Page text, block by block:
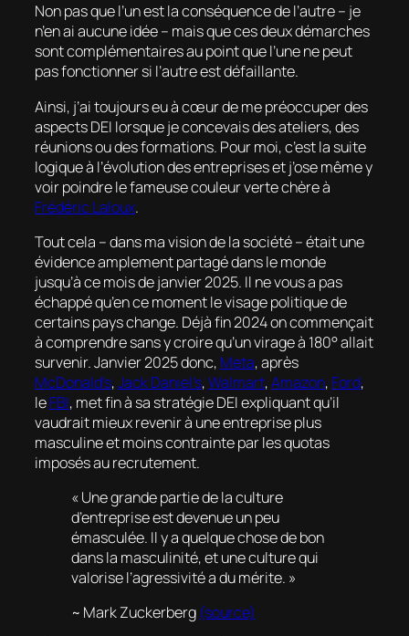
Non pas que l’un est la conséquence de l’autre – je
n’en ai aucune idée – mais que ces deux démarches
sont complémentaires au point que l’une ne peut
pas fonctionner si l’autre est défaillante.
Ainsi, j’ai toujours eu à cœur de me préoccuper des
aspects DEI lorsque je concevais des ateliers, des
réunions ou des formations. Pour moi, c’est la suite
logique à l’évolution des entreprises et j’ose même y
voir poindre le fameuse couleur verte chère à
Frédéric Laloux.
Tout cela – dans ma vision de la société – était une
évidence amplement partagé dans le monde
jusqu’à ce mois de janvier 2025. Il ne vous a pas
échappé qu’en ce moment le visage politique de
certains pays change. Déjà fin 2024 on commençait
à comprendre sans y croire qu’un virage à 180° allait
survenir. Janvier 2025 donc, Meta, après
McDonald’s,Jack Daniel’s,Walmart,Amazon, Ford,
leFBI, met fin à sa stratégie DEI expliquant qu’il
vaudrait mieux revenir à une entreprise plus
masculine et moins contrainte par les quotas
imposés au recrutement.
« Une grande partie de la culture
d’entreprise est devenue un peu
émasculée. Il y a quelque chose de bon
dans la masculinité, et une culture qui
valorise l’agressivité a du mérite. »
~ Mark Zuckerberg (source)